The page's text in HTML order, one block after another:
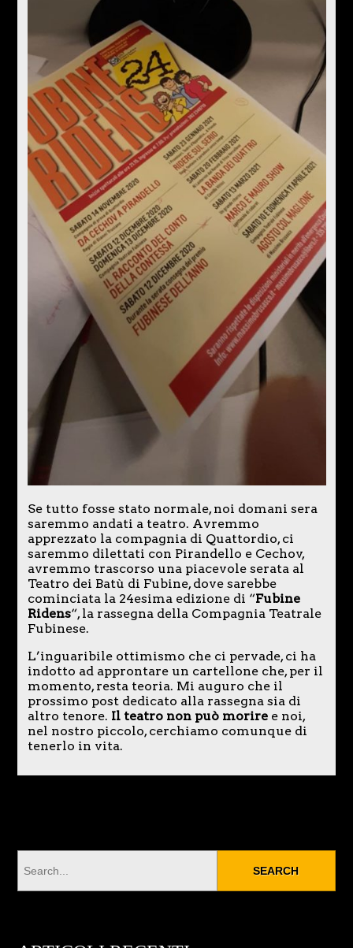
Se tutto fosse stato normale, noi domani sera
saremmo andati a teatro. Avremmo
apprezzato la compagnia di Quattordio, ci
saremmo dilettati con Pirandello e Cechov,
avremmo trascorso una piacevole serata al
Teatro dei Batù di Fubine, dove sarebbe
cominciata la 24esima edizione di “Fubine
Ridens“, la rassegna della Compagnia Teatrale
Fubinese.
L’inguaribile ottimismo che ci pervade, ci ha
indotto ad approntare un cartellone che, per il
momento, resta teoria. Mi auguro che il
prossimo post dedicato alla rassegna sia di
altro tenore. Il teatro non può moriree noi,
nel nostro piccolo, cerchiamo comunque di
tenerlo in vita.